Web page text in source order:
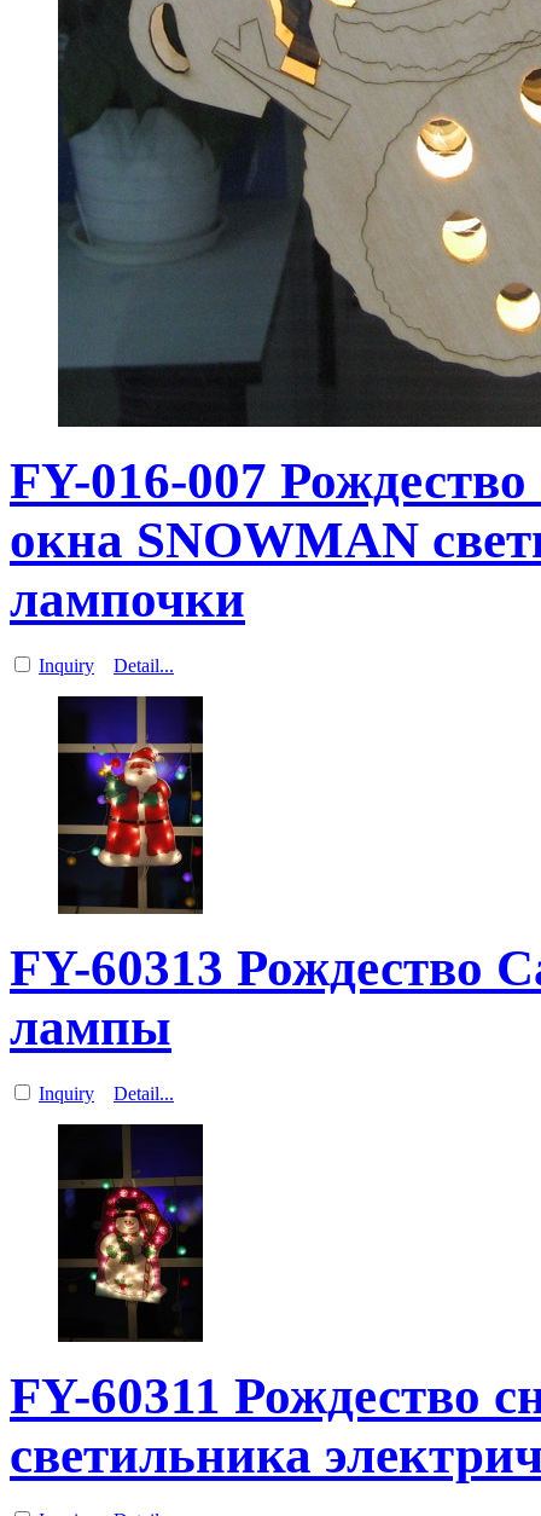
FY-016-007
окна SNOWMAN
лампочки
Inquiry Detail...
FY-60313 Рождество
лампы
Inquiry Detail...
FY-60311 Рождество
светильника